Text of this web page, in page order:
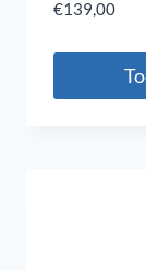
€139,00